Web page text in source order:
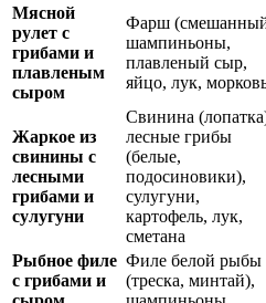
Мясной
рулет с
грибами и
плавленым
сыром
Фарш
шампиньоны,
плавленый сыр,
яйцо, лук,
Жаркое из
свинины с
лесными
грибами и
сулугуни
Свинина
лесные грибы
(белые,
подосиновики),
сулугуни,
картофель, лук,
сметана
Рыбное филе
с грибами и
Филе белой рыбы
(треска, минтай),